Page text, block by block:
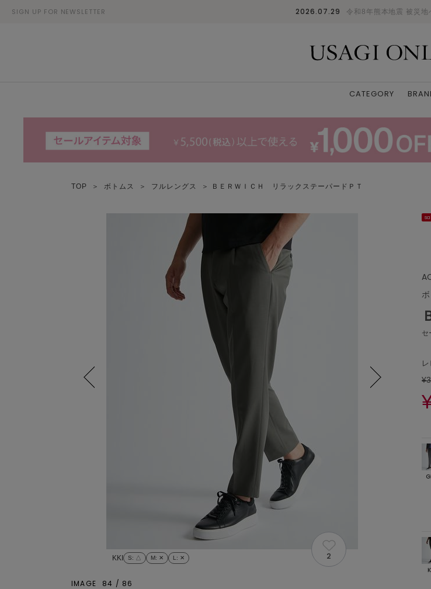
SIGN UP FOR NEWSLETTER 2026.07.29 令和8年熊本地震 被災地
CATEGORY
TOP ＞ ボトムス ＞ フルレングス ＞ ＢＥＲＷＩＣＨ リラックステーパードＰＴ
セ
KKI S: △ M: ✕ L : ✕ 2
IMAGE 84 / 86